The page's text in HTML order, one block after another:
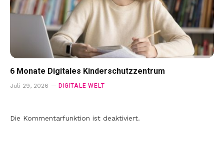
6 Monate Digitales Kinderschutzzentrum
Juli 29, 2026 DIGITALE WELT
Die Kommentarfunktion ist deaktiviert.